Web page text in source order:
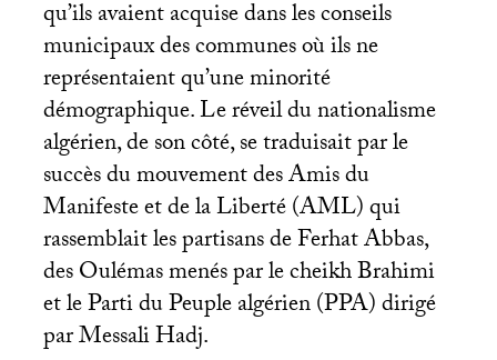
qu’ils avaient acquise dans les conseils
municipaux des communes où ils ne
représentaient qu’une minorité
démographique. Le réveil du nationalisme
algérien, de son côté, se traduisait par le
succès du mouvement des Amis du
Manifeste et de la Liberté (AML) qui
rassemblait les partisans de Ferhat Abbas,
des Oulémas menés par le cheikh Brahimi
et le Parti du Peuple algérien (PPA) dirigé
par Messali Hadj.